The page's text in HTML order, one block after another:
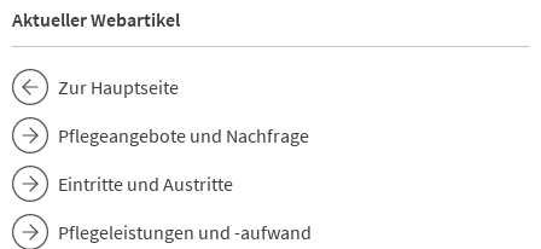
Aktueller Webartikel
Zur Hauptseite
Pflegeangebote und Nachfrage
Eintritte und Austritte
Pflegeleistungen und -aufwand